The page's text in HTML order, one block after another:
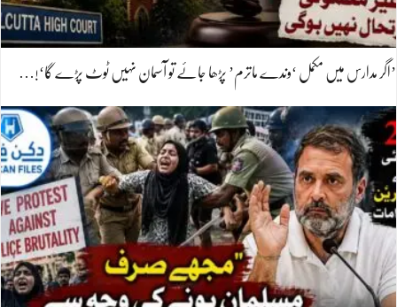
’اگر مدارس میں مکمل ‘وندے ماترم’ پڑھا جائے تو آسمان نہیں ٹوٹ پڑے گا‘!…